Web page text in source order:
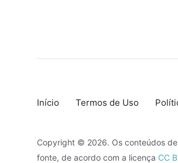
Início Termos de Uso
Copyright © 2026. Os conteúdos
fonte, de acordo com a licença CC